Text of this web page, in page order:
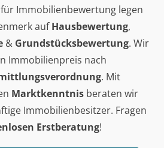
Immobilienbewertung legen
aufHausbewertung,
& Grundstücksbewertung. Wir
Immobilienpreis nach
. Mit
Marktkenntnis beraten wir
Immobilienbesitzer. Fragen
Erstberatung!